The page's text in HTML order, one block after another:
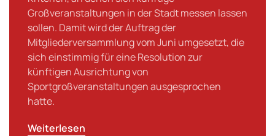
Großveranstaltungen in der Stadt messen lassen
sollen. Damit wird der Auftrag der
Mitgliederversammlung vom Juni umgesetzt, die
sich einstimmig für eine Resolution zur
künftigen Ausrichtung von
Sportgroßveranstaltungen ausgesprochen
hatte.
Weiterlesen